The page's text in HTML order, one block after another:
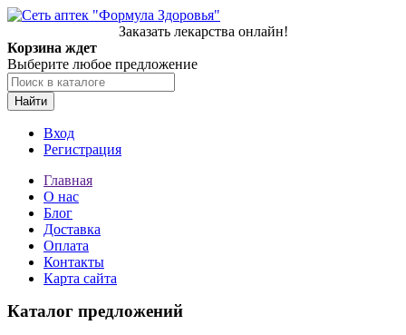
Заказать лекарства онлайн!
Корзина ждет
Выберите любое предложение
Найти
Вход
Регистрация
Главная
О нас
Блог
Доставка
Оплата
Контакты
Карта сайта
Каталог предложений